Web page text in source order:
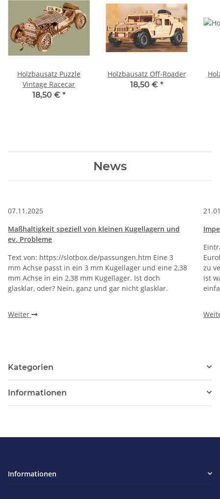
Holzbausatz Puzzle
Vintage Racecar
18,50 € *
Holzbausatz Off-Roader
18,50 € *
News
07.11.2025
Maßhaltigkeit speziell von kleinen Kugellagern und
ev. Probleme
Text von: https://slotbox.de/passungen.htm Eine 3
mm Achse passt in ein 3 mm Kugellager und eine 2,38
mm Achse in ein 2,38 mm Kugellager. Ist doch
glasklar, oder? Nein, ganz und gar nicht glasklar.
Weiter
zu
ist
Kategorien
Informationen
Informationen